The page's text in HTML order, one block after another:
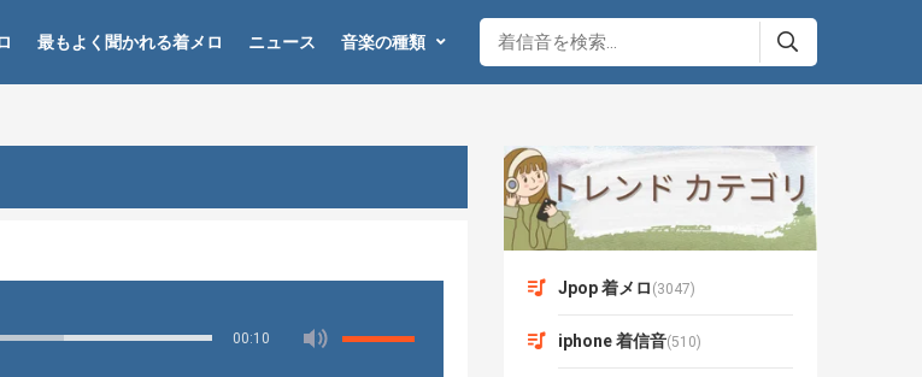
最もよく聞かれる着メロ ニュース 音楽の種類
00:10
Jpop 着メロ (3047)
iphone 着信音(510)